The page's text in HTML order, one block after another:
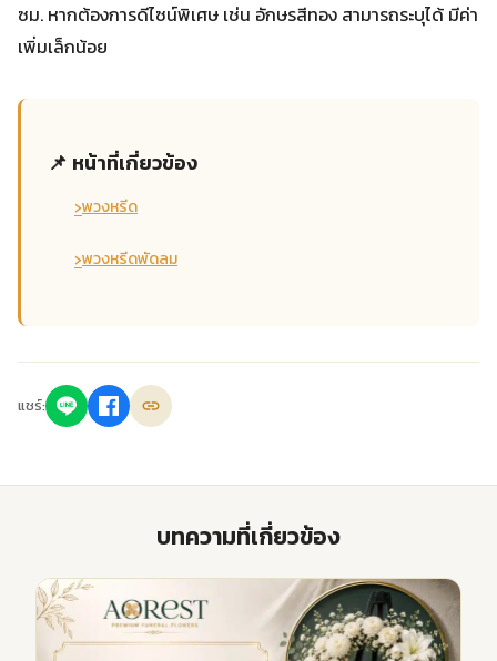
ซม. หากต้องการดีไซน์พิเศษ เช่น อักษรสีทอง สามารถระบุได้ มีค่า
เพิ่มเล็กน้อย
📌 หน้าที่เกี่ยวข้อง
›พวงหรีด
›พวงหรีดพัดลม
แชร์:
บทความที่เกี่ยวข้อง